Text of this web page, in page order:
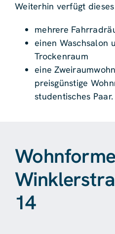
Weiterhin verfügt
mehrere
einen Waschsalon
Trockenraum
eine
preisgünstige
studentisches Paar.
14